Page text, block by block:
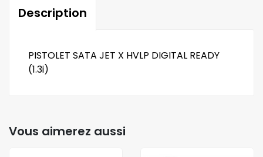
Description
PISTOLET SATA JET X HVLP DIGITAL READY
(1.3i)
Vous aimerez aussi